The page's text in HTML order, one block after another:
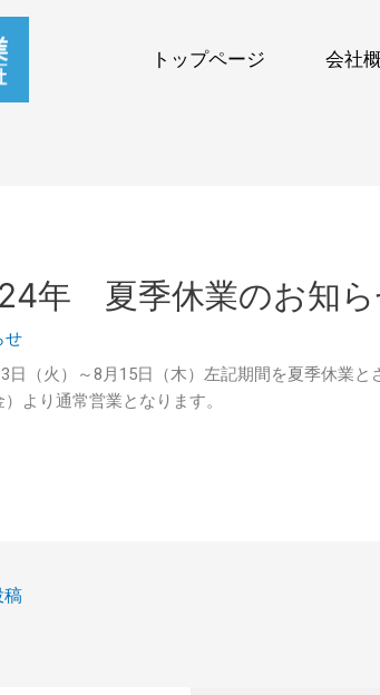
トップページ 会社
年 夏季休業のお知ら
せ
日（火）～8月15日（木）左記期間を夏季休業
）より通常営業となります。
稿